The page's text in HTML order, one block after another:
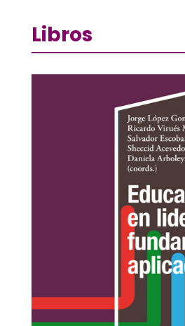
Libros